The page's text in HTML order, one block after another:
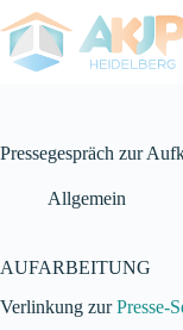
Zum
Inhalt
springen
Pressegespräch zur
Allgemein
AUFARBEITUNG
Verlinkung zurPresse-